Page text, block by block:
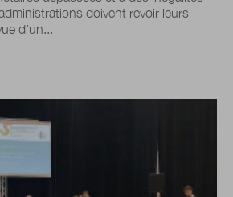
doivent revoir leurs
d’un...